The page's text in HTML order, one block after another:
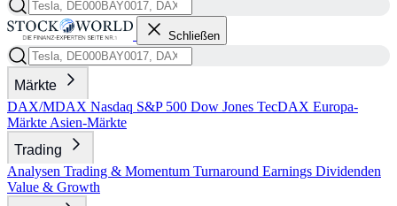
Schließen
Märkte
DAX/MDAX Nasdaq S&P 500 Dow Jones TecDAX Europa-
Märkte Asien-Märkte
Trading
Analysen Trading & Momentum Turnaround Earnings Dividenden
Value & Growth